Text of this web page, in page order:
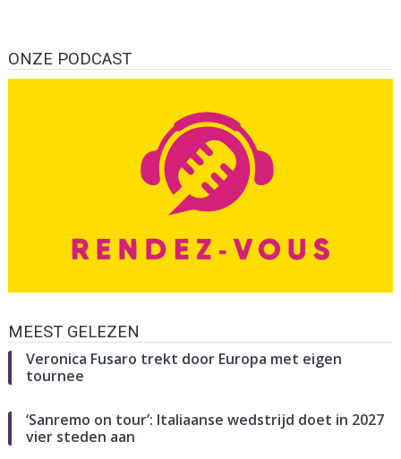
ONZE PODCAST
MEEST GELEZEN
Veronica Fusaro trekt door Europa met eigen
tournee
‘Sanremo on tour’: Italiaanse wedstrijd doet in 2027
vier steden aan